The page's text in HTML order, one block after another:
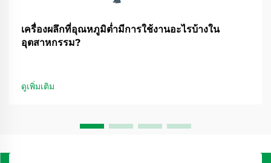
เครื่องผลึกที่อุณหภูมิต่ำมีการใช้งานอะไรบ้างใน
อุตสาหกรรม?
ดูเพิ่มเติม